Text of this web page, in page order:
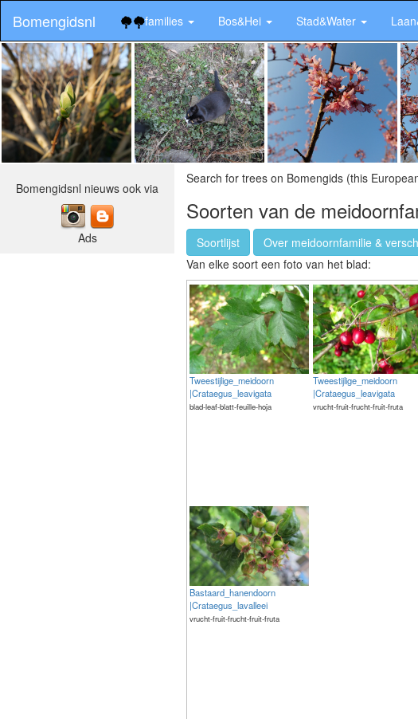
Bomengidsnl families Bos&Hei Stad&Water
Bomengidsnl nieuws ook via
Ads
Search for trees on Bomengids (this
Soorten van de
Soortlijst Over meidoornfamilie &
Van elke soort een foto van het blad:
Tweestijlige_meidoorn
|Crataegus_leavigata
blad-leaf-blatt-feuille-hoja
Tweestijlige_meidoorn
|Crataegus_leavigata
vrucht-fruit-frucht-fruit-fruta
Bastaard_hanendoorn
|Crataegus_lavalleei
vrucht-fruit-frucht-fruit-fruta